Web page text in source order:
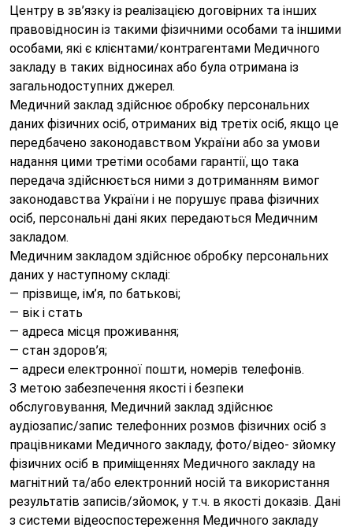
Центру в зв’язку із реалізацією договірних та інших
правовідносин із такими фізичними особами та іншими
особами, які є клієнтами/контрагентами Медичного
закладу в таких відносинах або була отримана із
загальнодоступних джерел.
Медичний заклад здійснює обробку персональних
даних фізичних осіб, отриманих від третіх осіб, якщо це
передбачено законодавством України або за умови
надання цими третіми особами гарантії, що така
передача здійснюється ними з дотриманням вимог
законодавства України і не порушує права фізичних
осіб, персональні дані яких передаються Медичним
закладом.
Медичним закладом здійснює обробку персональних
даних у наступному складі:
— прізвище, ім’я, по батькові;
— вік і стать
— адреса місця проживання;
— стан здоров’я;
— адреси електронної пошти, номерів телефонів.
З метою забезпечення якості і безпеки
обслуговування, Медичний заклад здійснює
аудіозапис/запис телефонних розмов фізичних осіб з
працівниками Медичного закладу, фото/відео- зйомку
фізичних осіб в приміщеннях Медичного закладу на
магнітний та/або електронний носій та використання
результатів записів/зйомок, у т.ч. в якості доказів. Дані
з системи відеоспостереження Медичного закладу